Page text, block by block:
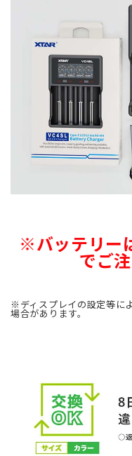
※バッテリー
でご
※ディスプレイの設定等に
場合があります。